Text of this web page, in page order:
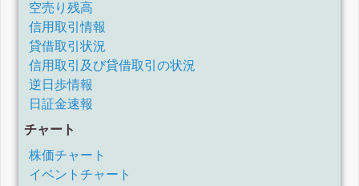
空売り残高
信用取引情報
貸借取引状況
信用取引及び貸借取引の状況
逆日歩情報
日証金速報
チャート
株価チャート
イベントチャート